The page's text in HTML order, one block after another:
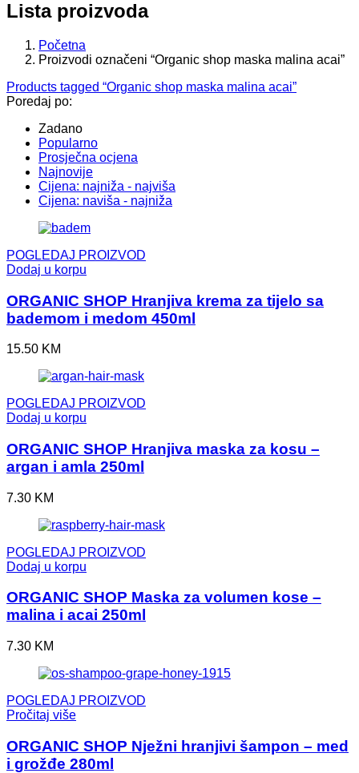
Lista proizvoda
Početna
Proizvodi označeni “Organic shop maska malina acai”
Products tagged “Organic shop maska malina acai”
Poredaj po:
Zadano
Popularno
Prosječna ocjena
Najnovije
Cijena: najniža - najviša
Cijena: naviša - najniža
POGLEDAJ PROIZVOD
Dodaj u korpu
ORGANIC SHOP Hranjiva krema za tijelo sa
bademom i medom 450ml
15.50 KM
POGLEDAJ PROIZVOD
Dodaj u korpu
ORGANIC SHOP Hranjiva maska za kosu –
argan i amla 250ml
7.30 KM
POGLEDAJ PROIZVOD
Dodaj u korpu
ORGANIC SHOP Maska za volumen kose –
malina i acai 250ml
7.30 KM
POGLEDAJ PROIZVOD
Pročitaj više
ORGANIC SHOP Nježni hranjivi šampon – med
i grožđe 280ml